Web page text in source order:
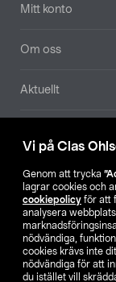
Vi på Clas
Genom att trycka
lagrar cookies och
cookiepolicy för att
analysera
nödvändiga,
cookies krävs inte
nödvändiga för att
du istället vill
Mitt konto
Om oss
Aktuellt